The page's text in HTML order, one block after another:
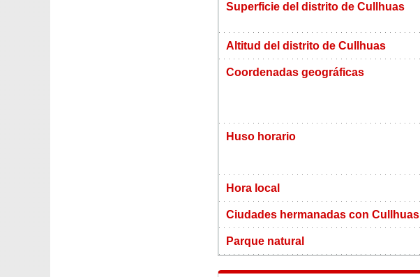
Superficie del distrito de Cullhuas
Altitud del distrito de Cullhuas
Coordenadas geográficas
Huso horario
Hora local
Ciudades hermanadas con Cullhuas
Parque natural